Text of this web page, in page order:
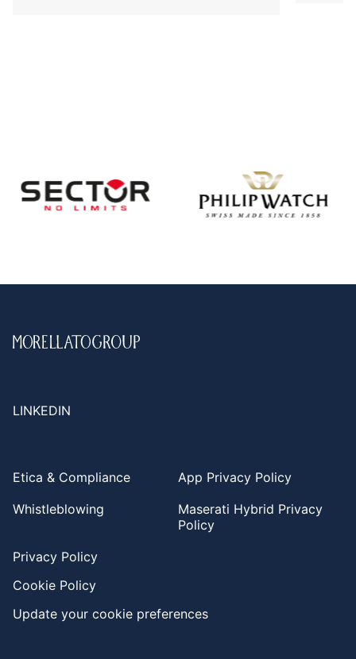
LINKEDIN
Etica & Compliance
App Privacy Policy
Whistleblowing
Maserati Hybrid Privacy
Policy
Privacy Policy
Cookie Policy
Update your cookie preferences